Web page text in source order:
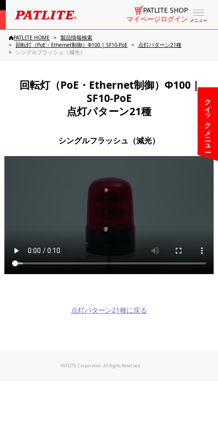
メニュー
PATLITE SHOP
マイページログイン
クイックメニュー
PATLITE HOME
製品情報検索
回転灯（PoE・Ethernet制御）Φ100 | SF10-PoE
点灯パターン21種
シングルフラッシュ（減光）
回転灯（PoE・Ethernet制御）Φ100 |
SF10-PoE
点灯パターン21種
シングルフラッシュ（減光）
点灯パターン21種に戻る
PATLITE Corporation. All Rights Reserved.